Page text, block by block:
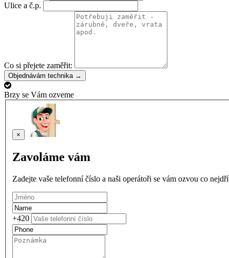
Ulice a č.p.
Co si přejete zaměřit:
Objednávám technika →
Brzy se Vám ozveme
×
Zavoláme vám
Zadejte vaše telefonní číslo a naši operátoři se vám ozvou co
+420